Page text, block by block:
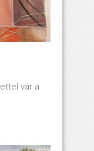
vár a